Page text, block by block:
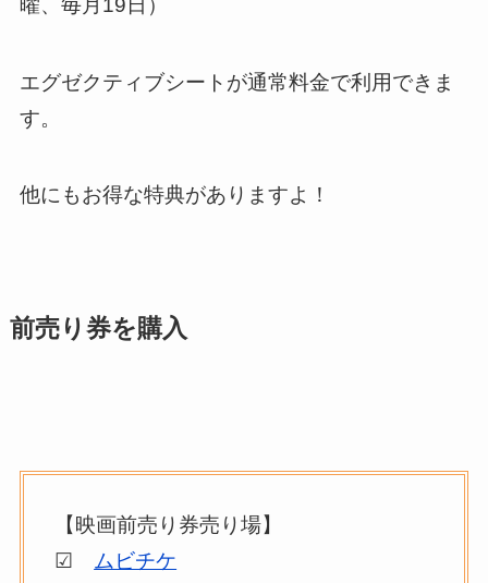
曜、毎月19日）
エグゼクティブシートが通常料金で利用できま
す。
他にもお得な特典がありますよ！
前売り券を購入
【映画前売り券売り場】
☑
ムビチケ